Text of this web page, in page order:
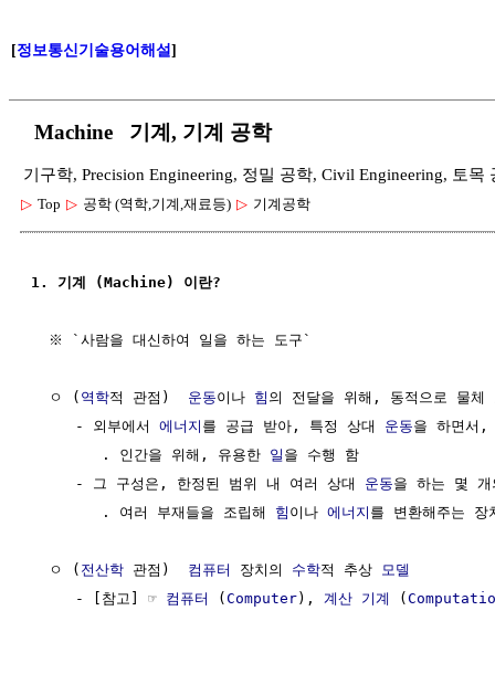
[정보통신기술용어해설]
Machine 기계, 기계 공학
기구학, Precision Engineering, 정밀 공학, Civil Engineering, 토목
▷ Top ▷ 공학 (역학,기계,재료등) ▷ 기계공학
1. 기계 (Machine) 이란?
  ※ `사람을 대신하여 일을 하는 도구`
  ㅇ (
역학적 관점) 운동이나 힘 의 전달을 위해, 동적으로 물체
     - 외부에서
에너지 를 공급 받아, 특정 상대 운동을 하면서,
        . 인간을 위해, 유용한
일 을 수행 함
     - 그 구성은, 한정된 범위 내 여러 상대
운동을 하는 몇 개
        . 여러 부재들을 조립해
힘 이나 에너지 를 변환해주는 장
  ㅇ (
전산학 관점) 컴퓨터 장치의 수학적 추상
모델
     - [참고] ☞
컴퓨터 (Computer), 계산 기계 (